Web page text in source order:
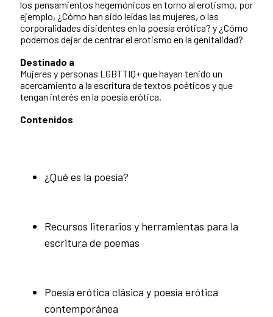
los pensamientos hegemónicos en torno al erotismo, por
ejemplo, ¿Cómo han sido leídas las mujeres, o las
corporalidades disidentes en la poesía erótica? y ¿Cómo
podemos dejar de centrar el erotismo en la genitalidad?
Destinado a
Mujeres y personas LGBTTIQ+ que hayan tenido un
acercamiento a la escritura de textos poéticos y que
tengan interés en la poesía erótica.
Contenidos
¿Qué es la poesía?
Recursos literarios y herramientas para la
escritura de poemas
Poesía erótica clásica y poesía erótica
contemporánea